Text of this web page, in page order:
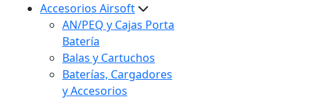
Accesorios Airsoft
AN/PEQ y Cajas Porta
Batería
Balas y Cartuchos
Baterías, Cargadores
y Accesorios